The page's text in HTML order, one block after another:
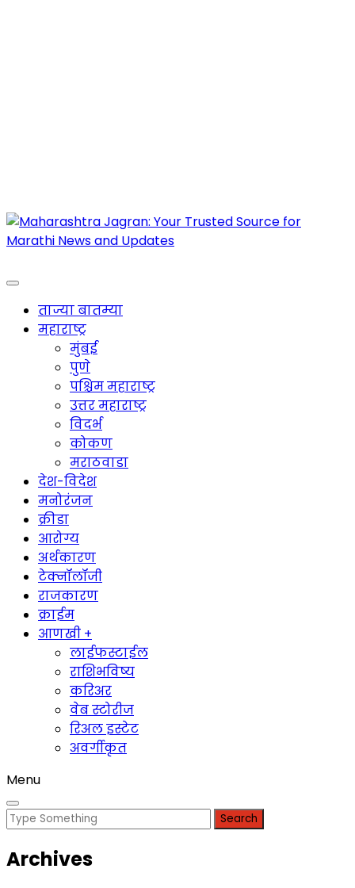
Maharashtra Jagran : Your Trusted Companion
ताज्या बातम्या
महाराष्ट्र
मुंबई
पुणे
पश्चिम महाराष्ट्र
उत्तर महाराष्ट्र
विदर्भ
कोकण
मराठवाडा
देश-विदेश
मनोरंजन
क्रीडा
आरोग्य
अर्थकारण
टेक्नॉलॉजी
राजकारण
क्राईम
आणखी +
लाईफस्टाईल
राशिभविष्य
करिअर
वेब स्टोरीज
रिअल इस्टेट
अवर्गीकृत
Menu
Search
Archives